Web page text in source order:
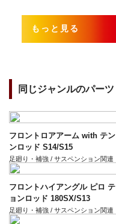
もっと見る
同じジャンルのパー
フロントロアアーム with テン
ンロッド S14/S15
足廻り・補強 / サスペンション関連
フロントハイアングル ピロ
ョンロッド 180SX/S13
足廻り・補強 / サスペンション関連